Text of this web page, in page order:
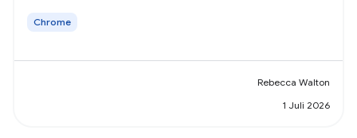
Chrome
Rebecca Walton
1 Juli 2026